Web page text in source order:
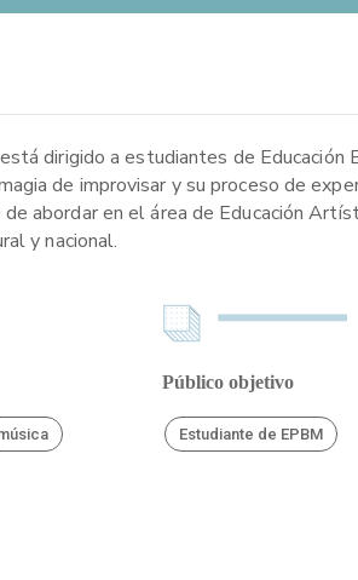
dirigido a estudiantes de Educación
de improvisar y su proceso de
abordar en el área de Educación
y nacional.
Público objetivo
Estudiante de EPBM